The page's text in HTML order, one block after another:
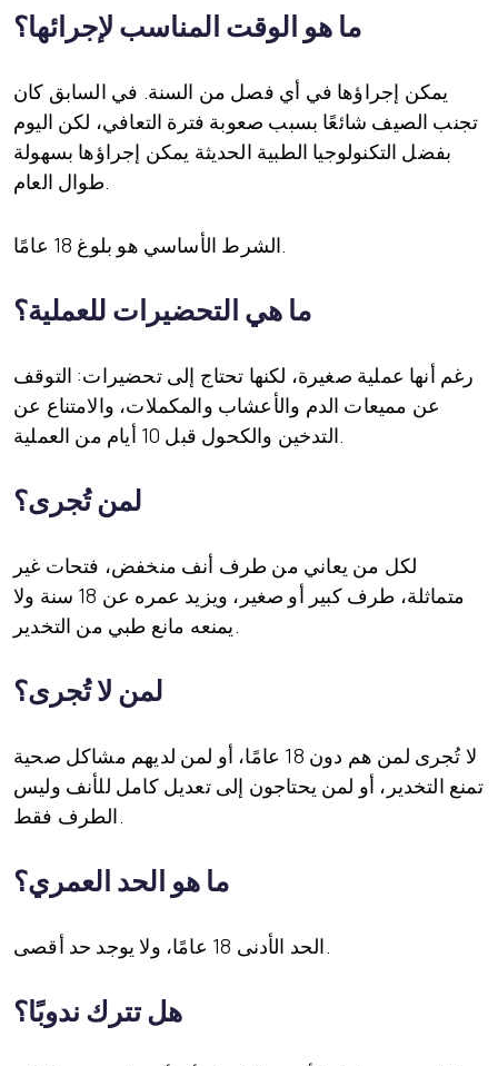
ما هو الوقت المناسب لإجرائها؟
يمكن إجراؤها في أي فصل من السنة. في السابق كان
تجنب الصيف شائعًا بسبب صعوبة فترة التعافي، لكن اليوم
بفضل التكنولوجيا الطبية الحديثة يمكن إجراؤها بسهولة
طوال العام.
الشرط الأساسي هو بلوغ 18 عامًا.
ما هي التحضيرات للعملية؟
رغم أنها عملية صغيرة، لكنها تحتاج إلى تحضيرات: التوقف
عن مميعات الدم والأعشاب والمكملات، والامتناع عن
التدخين والكحول قبل 10 أيام من العملية.
لمن تُجرى؟
لكل من يعاني من طرف أنف منخفض، فتحات غير
متماثلة، طرف كبير أو صغير، ويزيد عمره عن 18 سنة ولا
يمنعه مانع طبي من التخدير.
لمن لا تُجرى؟
لا تُجرى لمن هم دون 18 عامًا، أو لمن لديهم مشاكل صحية
تمنع التخدير، أو لمن يحتاجون إلى تعديل كامل للأنف وليس
الطرف فقط.
ما هو الحد العمري؟
الحد الأدنى 18 عامًا، ولا يوجد حد أقصى.
هل تترك ندوبًا؟